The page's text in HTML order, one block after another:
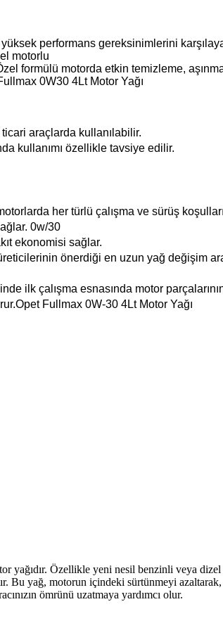
performans gereksinimlerini
motorlu
formülü motorda etkin temizleme,
0W30 4Lt Motor Yağı
araçlarda kullanılabilir.
kullanımı özellikle tavsiye edilir.
her türlü çalışma ve sürüş
0w/30
ekonomisi sağlar.
önerdiği en uzun yağ değişim
ilk çalışma esnasında motor parçalarının
Fullmax 0W-30 4Lt Motor Yağı
yağıdır. Özellikle yeni nesil benzinli veya
Bu yağ, motorun içindeki sürtünmeyi azaltarak,
ömrünü uzatmaya yardımcı olur.